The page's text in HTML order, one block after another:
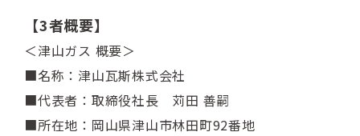
【3者概要】
＜津山ガス 概要＞
■名称：津山瓦斯株式会社
■代表者：取締役社長 苅田 善嗣
■所在地：岡山県津山市林田町92番地